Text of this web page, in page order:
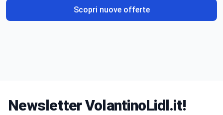
Scopri nuove offerte
Newsletter VolantinoLidl.it!